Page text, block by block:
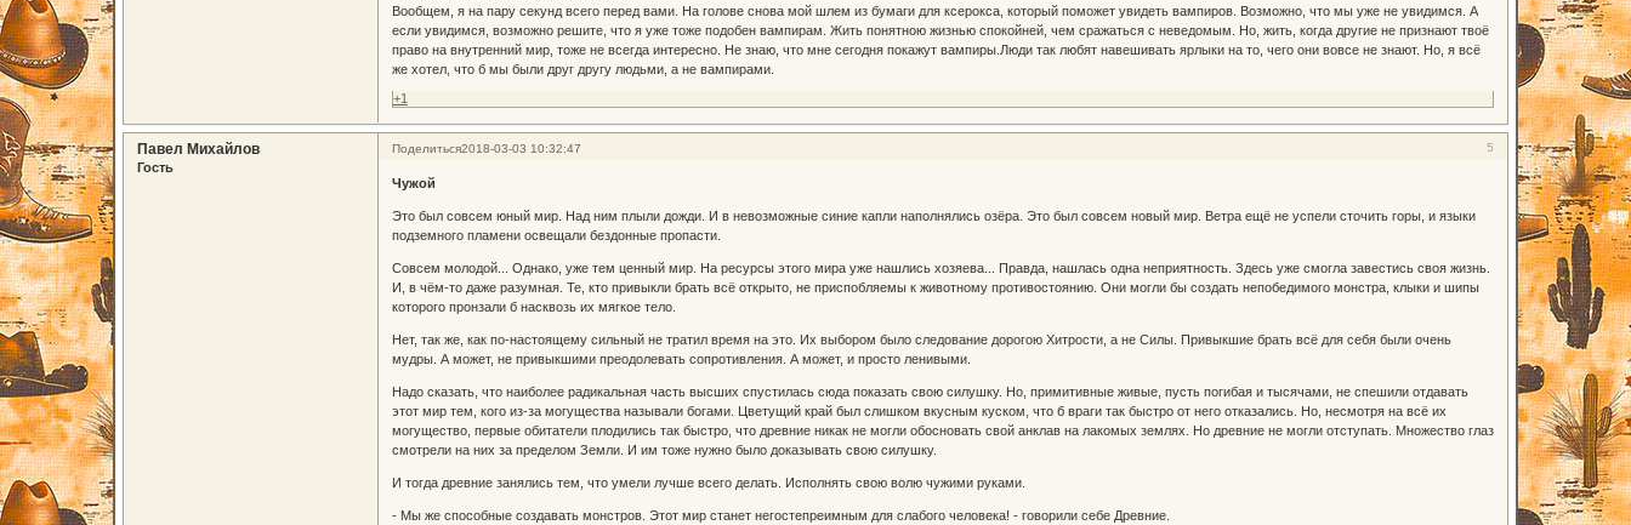
Вообщем, я на пару секунд всего перед вами. На голове снова мой шлем из бумаги для ксерокса, который поможет увидеть вампиров. Возможно, что мы уже не увидимся. А
если увидимся, возможно решите, что я уже тоже подобен вампирам. Жить понятною жизнью спокойней, чем сражаться с неведомым. Но, жить, когда другие не признают твоё
право на внутренний мир, тоже не всегда интересно. Не знаю, что мне сегодня покажут вампиры.Люди так любят навешивать ярлыки на то, чего они вовсе не знают. Но, я всё
же хотел, что б мы были друг другу людьми, а не вампирами.
+1
Поделиться 5
2018-03-03 10:32:47
Павел Михайлов
Гость
Чужой
Это был совсем юный мир. Над ним плыли дожди. И в невозможные синие капли наполнялись озёра. Это был совсем новый мир. Ветра ещё не успели сточить горы, и языки
подземного пламени освещали бездонные пропасти.
Совсем молодой... Однако, уже тем ценный мир. На ресурсы этого мира уже нашлись хозяева... Правда, нашлась одна неприятность. Здесь уже смогла завестись своя жизнь.
И, в чём-то даже разумная. Те, кто привыкли брать всё открыто, не приспобляемы к животному противостоянию. Они могли бы создать непобедимого монстра, клыки и шипы
которого пронзали б насквозь их мягкое тело.
Нет, так же, как по-настоящему сильный не тратил время на это. Их выбором было следование дорогою Хитрости, а не Силы. Привыкшие брать всё для себя были очень
мудры. А может, не привыкшими преодолевать сопротивления. А может, и просто ленивыми.
Надо сказать, что наиболее радикальная часть высших спустилась сюда показать свою силушку. Но, примитивные живые, пусть погибая и тысячами, не спешили отдавать
этот мир тем, кого из-за могущества называли богами. Цветущий край был слишком вкусным куском, что б враги так быстро от него отказались. Но, несмотря на всё их
могущество, первые обитатели плодились так быстро, что древние никак не могли обосновать свой анклав на лакомых землях. Но древние не могли отступать. Множество глаз
смотрели на них за пределом Земли. И им тоже нужно было доказывать свою силушку.
И тогда древние занялись тем, что умели лучше всего делать. Исполнять свою волю чужими руками.
- Мы же способные создавать монстров. Этот мир станет негостепреимным для слабого человека! - говорили себе Древние.